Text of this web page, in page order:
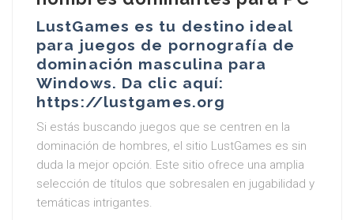
LustGames es tu destino ideal
para juegos de pornografía de
dominación masculina para
Windows. Da clic aquí:
https://lustgames.org
Si estás buscando juegos que se centren en la
dominación de hombres, el sitio LustGames es sin
duda la mejor opción. Este sitio ofrece una amplia
selección de títulos que sobresalen en jugabilidad y
temáticas intrigantes.